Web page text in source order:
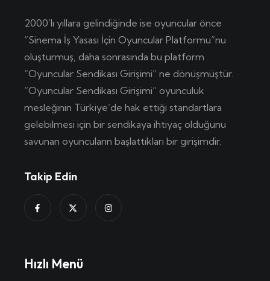
2000’lı yıllara gelindiğinde ise oyuncular önce
“Sinema İş Yasası İçin Oyuncular Platformu”nu
oluşturmuş, daha sonrasında bu platform
“Oyuncular Sendikası Girişimi” ne dönüşmüştür.
“Oyuncular Sendikası Girişimi” oyunculuk
mesleğinin Türkiye’de hak ettiği standartlara
gelebilmesi için bir sendikaya ihtiyaç olduğunu
savunan oyuncuların başlattıkları bir girişimdir.
Takip Edin
Hızlı Menü